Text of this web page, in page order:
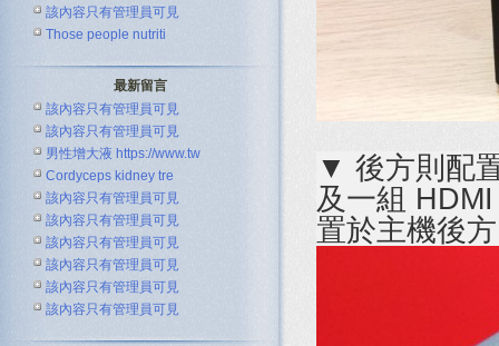
▼ 後方則配
及一組
置於主機後
該內容只有管理員可見
Those people nutriti
最新留言
該內容只有管理員可見
該內容只有管理員可見
男性增大液 https://www.tw
Cordyceps kidney tre
該內容只有管理員可見
該內容只有管理員可見
該內容只有管理員可見
該內容只有管理員可見
該內容只有管理員可見
該內容只有管理員可見